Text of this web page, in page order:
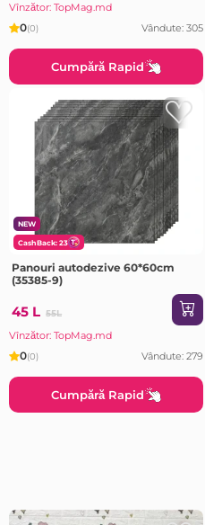
Vînzător: TopMag.md
0(0) Vândute: 305
Cumpără Rapid
NEW
CashBack: 23
Panouri autodezive 60*60cm
(35385-9)
45 L 55L
Vînzător: TopMag.md
0(0) Vândute: 279
Cumpără Rapid